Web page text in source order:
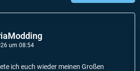
um 08:54
ich euch wieder meinen Großen